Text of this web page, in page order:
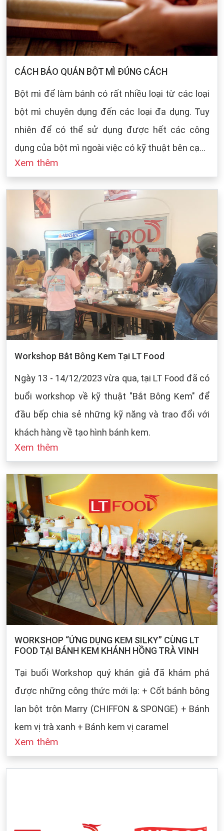
CÁCH BẢO QUẢN BỘT MÌ ĐÚNG CÁCH
Bột mì để làm bánh có rất nhiều loại từ các loại
bột mì chuyên dụng đến các loại đa dụng. Tuy
nhiên để có thể sử dụng được hết các công
dụng của bột mì ngoài việc có kỹ thuật bên cạnh
đó cũng dựa vào sự bảo quản của chúng ta khi
cách bảo quản chung cho các loại bột mì:
Xem thêm
Workshop Bắt Bông Kem Tại LT Food
Ngày 13 - 14/12/2023 vừa qua, tại LT Food đã có
buổi workshop về kỹ thuật "Bắt Bông Kem" để
đầu bếp chia sẻ những kỹ năng và trao đổi với
khách hàng về tạo hình bánh kem.
Xem thêm
WORKSHOP “ỨNG DỤNG KEM SILKY” CÙNG LT
FOOD TẠI BÁNH KEM KHÁNH HỒNG TRÀ VINH
Tại buổi Workshop quý khán giả đã khám phá
được những công thức mới lạ: + Cốt bánh bông
lan bột trộn Marry (CHIFFON & SPONGE) + Bánh
kem vị trà xanh + Bánh kem vị caramel
Xem thêm